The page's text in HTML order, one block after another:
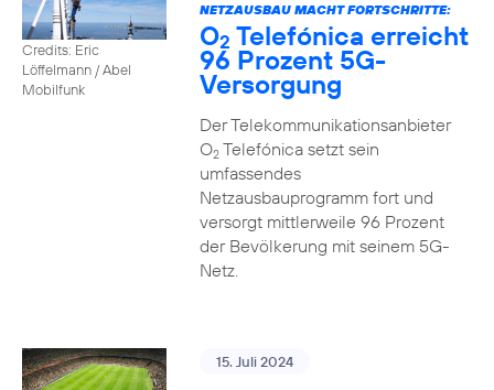
Credits: Eric
Löffelmann / Abel
Mobilfunk
NETZAUSBAU MACHT FORTSCHRITTE:
O2 Telefónica erreicht
96 Prozent 5G-
Versorgung
Der Telekommunikationsanbieter
O2Telefónica setzt sein
umfassendes
Netzausbauprogramm fort und
versorgt mittlerweile 96 Prozent
der Bevölkerung mit seinem 5G-
Netz.
15. Juli 2024